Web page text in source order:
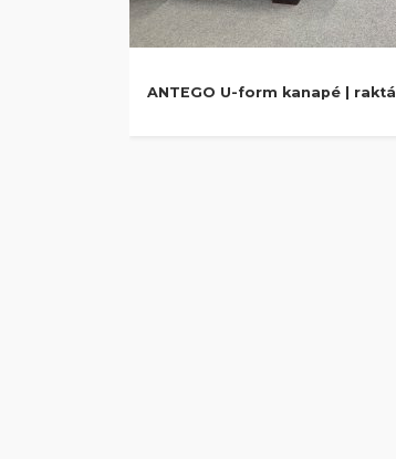
ANTEGO U-form kanapé |